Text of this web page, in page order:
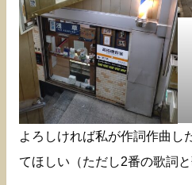
よろしければ私が作詞作曲し
てほしい（ただし2番の歌詞と